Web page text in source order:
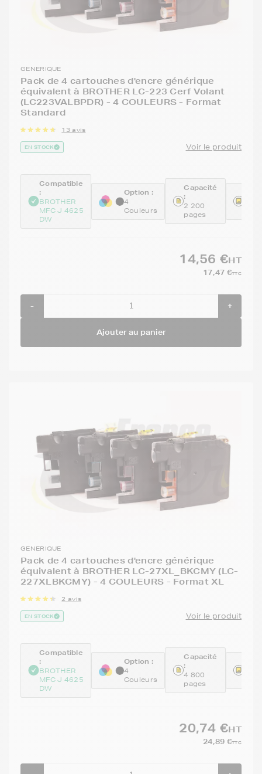
GENERIQUE
Pack de 4 cartouches d'encre générique
équivalent à BROTHER LC-223 Cerf Volant
(LC223VALBPDR) - 4 COULEURS - Format
Standard
13 avis
EN STOCK Voir le produit
Compatible
:
BROTHER
MFC J 4625
DW
Option :
4
Couleurs
Capacité
:
2 200
pages
14,56 €HT
17,47 €TTC
- +
Ajouter au panier
GENERIQUE
Pack de 4 cartouches d'encre générique
équivalent à BROTHER LC-27XL_BKCMY (LC-
227XLBKCMY) - 4 COULEURS - Format XL
2 avis
EN STOCK Voir le produit
Compatible
:
BROTHER
MFC J 4625
DW
Option :
4
Couleurs
Capacité
:
4 800
pages
20,74 €HT
24,89 €TTC